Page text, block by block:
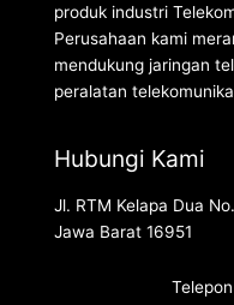
produk industri
Perusahaan kami
mendukung jaringan
peralatan
Hubungi Kami
Jl. RTM Kelapa Dua
Jawa Barat 16951